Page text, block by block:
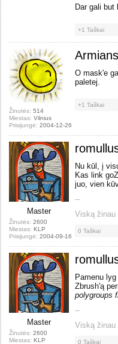
Dar gali
+1 Taškai
Žinutės: 514
Miestas: Vilnius
Prisijungė: 2004-12-26
Armians
O mask'e
paletej.
+1 Taškai
Master
Žinutės: 2600
Miestas: KLP
Prisijungė: 2004-09-16
Nu kūl, į
Kas link
juo, vien
--
Viską žinau
0 Taškai
Master
Žinutės: 2600
Miestas: KLP
Pamenu
Zbrush'ą
polygroups
--
Viską žinau
0 Taškai